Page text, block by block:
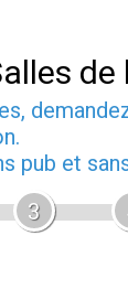
de
pub et
3